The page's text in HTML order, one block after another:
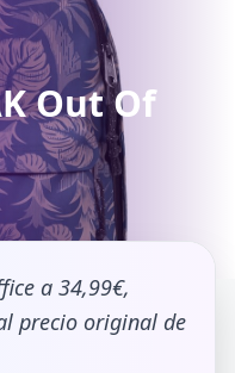
Out Of
a 34,99€,
precio original de